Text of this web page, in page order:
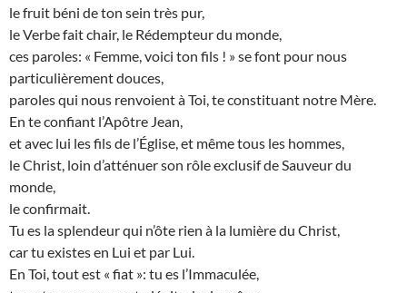
le fruit béni de ton sein très pur,
le Verbe fait chair, le Rédempteur du monde,
ces paroles: « Femme, voici ton fils ! » se font pour nous
particulièrement douces,
paroles qui nous renvoient à Toi, te constituant notre Mère.
En te confiant l’Apôtre Jean,
et avec lui les fils de l’Église, et même tous les hommes,
le Christ, loin d’atténuer son rôle exclusif de Sauveur du
monde,
le confirmait.
Tu es la splendeur qui n’ôte rien à la lumière du Christ,
car tu existes en Lui et par Lui.
En Toi, tout est « fiat »: tu es l’Immaculée,